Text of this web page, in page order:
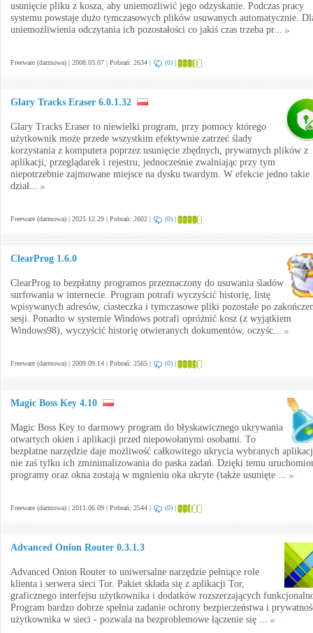
usunięcie pliku z kosza, aby uniemożliwić jego odzyskanie. Podczas pracy
systemu powstaje dużo tymczasowych plików usuwanych automatycznie.
uniemożliwienia odczytania ich pozostałości co jakiś czas trzeba pr...
Freeware (darmowa) | 2008.03.07 | Pobrań: 2634 | (0) |
Glary Tracks Eraser 6.0.1.32
Glary Tracks Eraser to niewielki program, przy pomocy którego
użytkownik może przede wszystkim efektywnie zatrzeć ślady
korzystania z komputera poprzez usunięcie zbędnych, prywatnych plików z
aplikacji, przeglądarek i rejestru, jednocześnie zwalniając przy tym
niepotrzebnie zajmowane miejsce na dysku twardym. W efekcie jedno takie
dział...
Freeware (darmowa) | 2025.12.29 | Pobrań: 2602 | (0) |
ClearProg 1.6.0
ClearProg to bezpłatny programos przeznaczony do usuwania śladów
surfowania w internecie. Program potrafi wyczyścić historię, listę
wpisywanych adresów, ciasteczka i tymczasowe pliki pozostałe po
sesji. Ponadto w systemie Windows potrafi opróżnić kosz (z wyjątkiem
Windows98), wyczyścić historię otwieranych dokumentów, oczyśc...
Freeware (darmowa) | 2009.09.14 | Pobrań: 2565 | (0) |
Magic Boss Key 4.10
Magic Boss Key to darmowy program do błyskawicznego ukrywania
otwartych okien i aplikacji przed niepowołanymi osobami. To
bezpłatne narzędzie daje możliwość całkowitego ukrycia wybranych
nie zaś tylko ich zminimalizowania do paska zadań. Dzięki temu
programy oraz okna zostają w mgnieniu oka ukryte (także usunięte ...
Freeware (darmowa) | 2011.06.09 | Pobrań: 2544 | (0) |
Advanced Onion Router 0.3.1.3
Advanced Onion Router to uniwersalne narzędzie pełniące role
klienta i serwera sieci Tor. Pakiet składa się z aplikacji Tor,
graficznego interfejsu użytkownika i dodatków rozszerzających
Program bardzo dobrze spełnia zadanie ochrony bezpieczeństwa i
użytkownika w sieci - pozwala na bezproblemowe łączenie się ...